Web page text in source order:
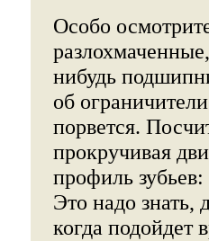
Особо
нибудь
об
порвется.
прокручивая
профиль
Это надо знать,
когда подойдет